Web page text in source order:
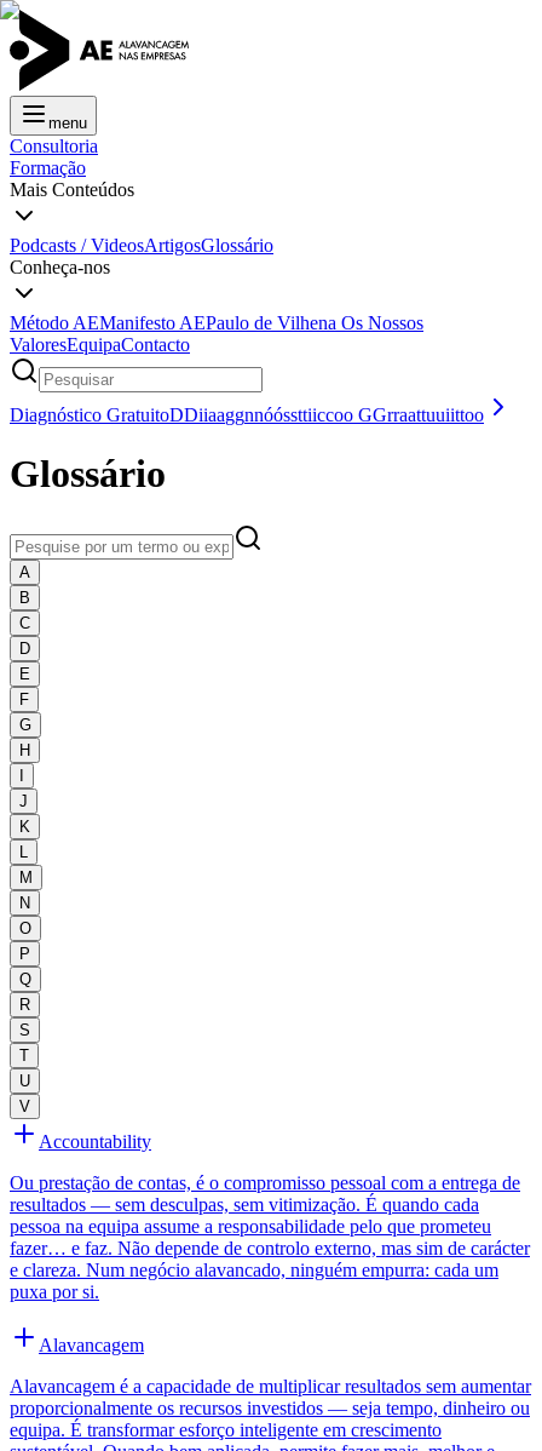
menu
Consultoria
Formação
Mais Conteúdos
Podcasts / VideosArtigosGlossário
Conheça-nos
Método AEManifesto AEPaulo de Vilhena Os Nossos
ValoresEquipaContacto
Diagnóstico GratuitoDDiiaaggnnóóssttiiccoo GGrraattuuiittoo
Glossário
A
B
C
D
E
F
G
H
J
K
M
N
O
P
Q
R
S
T
U
V
Accountability
Ou prestação de contas, é o compromisso pessoal com a entrega de
resultados — sem desculpas, sem vitimização. É quando cada
pessoa na equipa assume a responsabilidade pelo que prometeu
fazer… e faz. Não depende de controlo externo, mas sim de carácter
e clareza. Num negócio alavancado, ninguém empurra: cada um
puxa por si.
Alavancagem
Alavancagem é a capacidade de multiplicar resultados sem aumentar
proporcionalmente os recursos investidos — seja tempo, dinheiro ou
equipa. É transformar esforço inteligente em crescimento